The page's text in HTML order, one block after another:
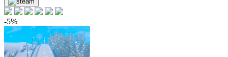
-5%